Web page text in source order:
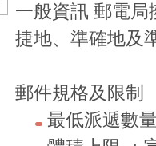
一般資訊 郵電
捷地、準確地及
郵件規格及限制
最低派遞數